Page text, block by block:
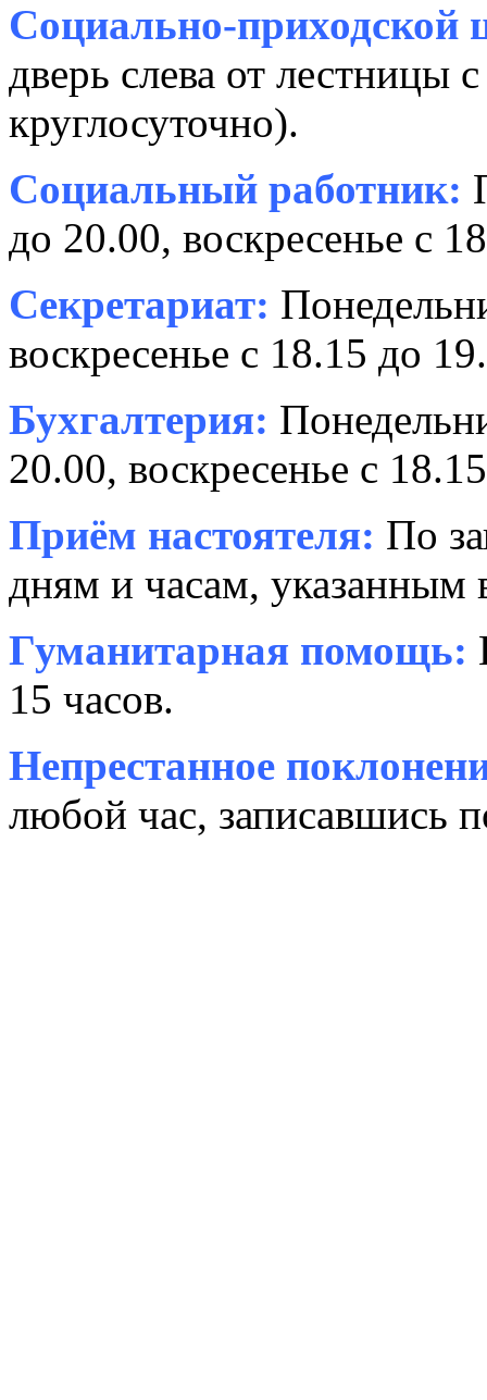
Социально-приходской
дверь слева от лестницы
круглосуточно).
Социальный работник:
до 20.00, воскресенье с
Секретариат:
воскресенье с 18.15 до
Бухгалтерия:
20.00, воскресенье с
Приём настоятеля: По
дням и часам, указанным
Гуманитарная помощь:
15 часов.
Непрестанное
любой час, записавшись